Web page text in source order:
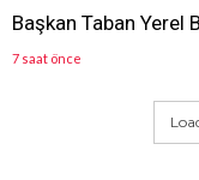
Başkan Taban Yerel
7 saat önce